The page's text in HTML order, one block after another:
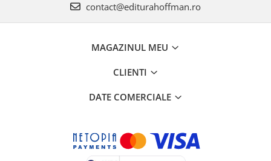
contact@editurahoffman.ro
MAGAZINUL MEU
CLIENTI
DATE COMERCIALE